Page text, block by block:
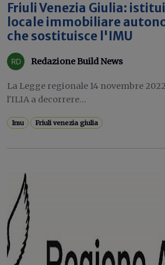
Friuli Venezia Giulia:
locale immobiliare
che sostituisce l'IMU
Redazione Build News
La Legge regionale 14 novembre
l'ILIA a decorrere...
Imu Friuli venezia giulia